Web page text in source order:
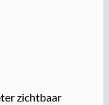
zichtbaar